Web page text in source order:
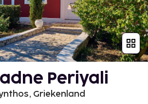
Periyali
Griekenland